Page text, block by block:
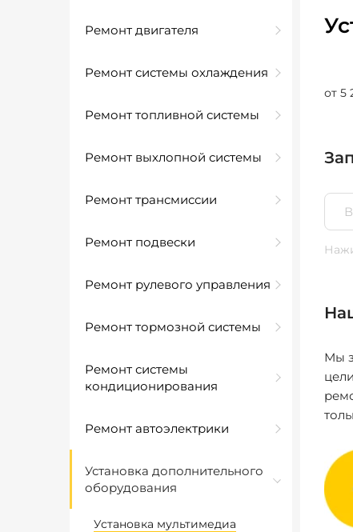
Ремонт двигателя
Ремонт системы охлаждения
Ремонт топливной системы
Ремонт выхлопной системы
Ремонт трансмиссии
Ремонт подвески
Ремонт рулевого управления
Ремонт тормозной системы
Ремонт системы
кондиционирования
Ремонт автоэлектрики
Установка дополнительного
оборудования
Установка мультимедиа
от 5
Мы